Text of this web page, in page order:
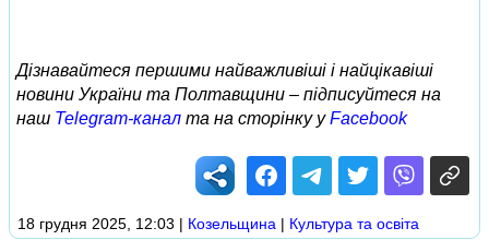
Дізнавайтеся першими найважливіші і найцікавіші
новини України та Полтавщини – підписуйтеся на
наш Telegram-канал та на сторінку уFacebook
18 грудня 2025, 12:03 | Козельщина | Культура та освіта